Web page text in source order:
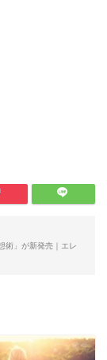
術」が新発売｜エレ